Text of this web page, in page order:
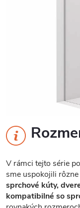
V rámci tejto série
sme uspokojili
sprchové kúty,
kompatibilné so